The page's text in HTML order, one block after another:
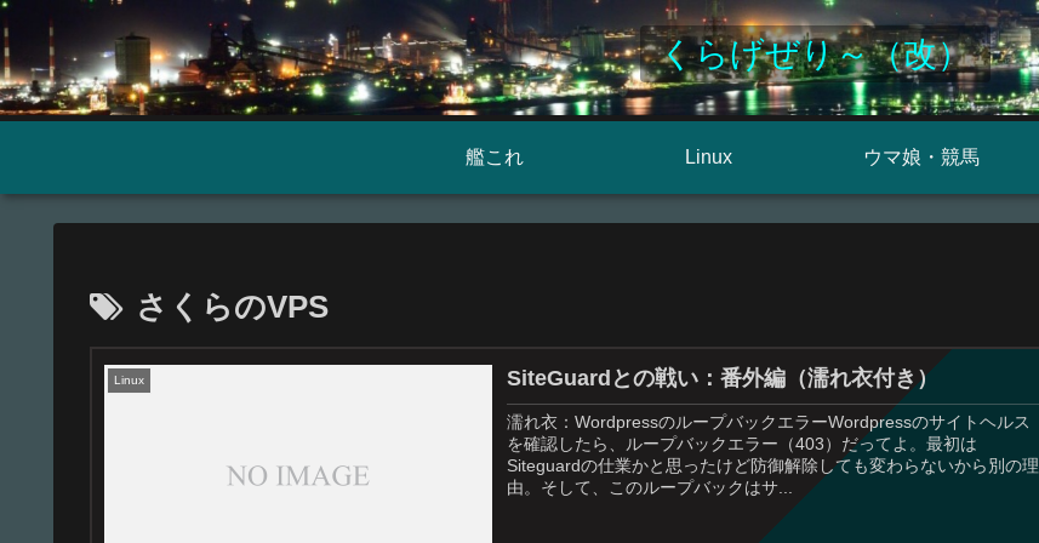
くらげぜり～（改）
艦これ Linux ウマ娘・競馬
さくらのVPS
Linux SiteGuardとの戦い：番外編（濡れ衣付き）
濡れ衣：WordpressのループバックエラーWordpressのサイトヘルス
を確認したら、ループバックエラー（403）だってよ。最初は
Siteguardの仕業かと思ったけど防御解除しても変わらないから別の理
由。そして、このループバックはサ...